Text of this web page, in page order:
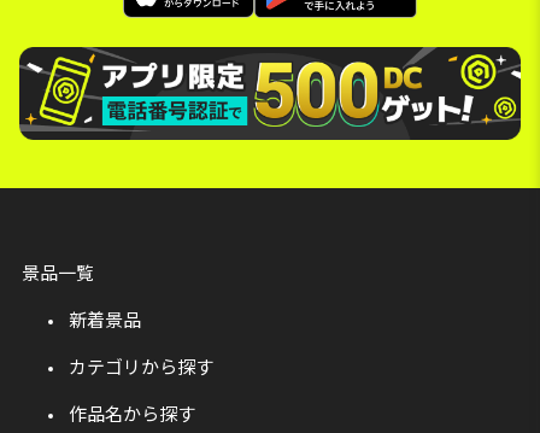
景品一覧
新着景品
カテゴリから探す
作品名から探す